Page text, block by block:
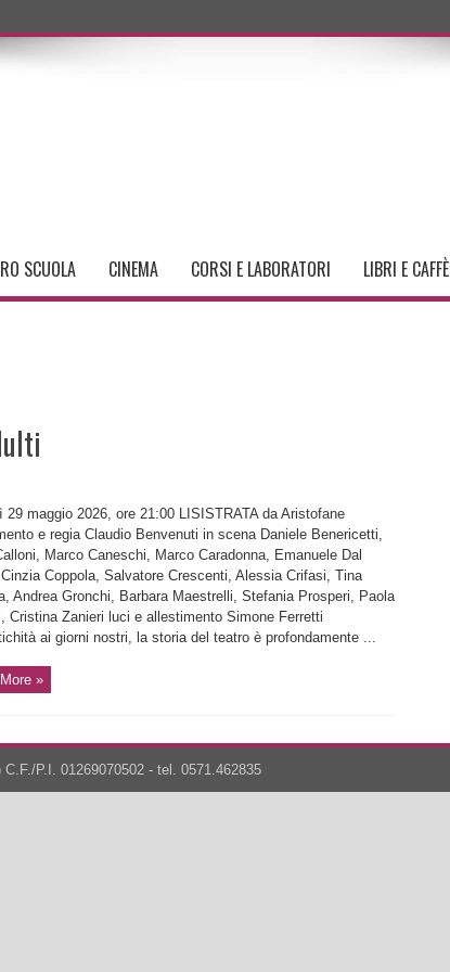
SCUOLA CINEMA CORSI E LABORATORI LIBRI E CAFFÈ
29 maggio 2026, ore 21:00 LISISTRATA da Aristofane
e regia Claudio Benvenuti in scena Daniele Benericetti,
Marco Caneschi, Marco Caradonna, Emanuele Dal
Coppola, Salvatore Crescenti, Alessia Crifasi, Tina
Andrea Gronchi, Barbara Maestrelli, Stefania Prosperi, Paola
Cristina Zanieri luci e allestimento Simone Ferretti
ai giorni nostri, la storia del teatro è profondamente ...
»
P.I. 01269070502 - tel. 0571.462835